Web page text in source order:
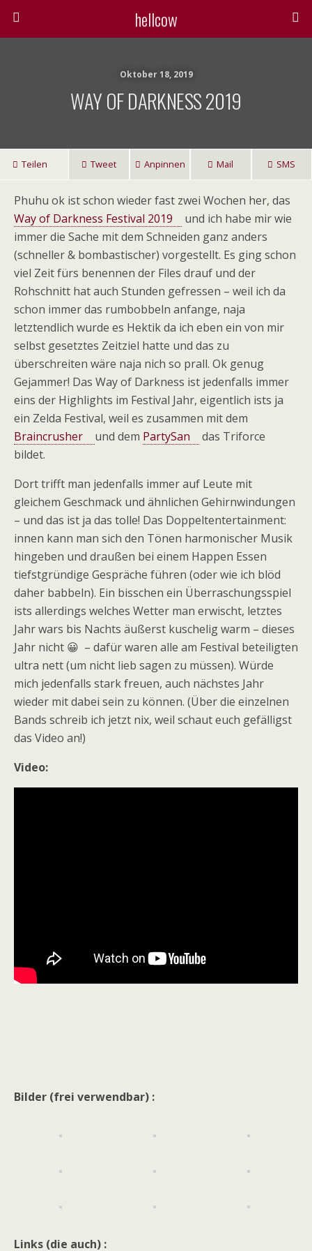
hellcow
Oktober 18, 2019
WAY OF DARKNESS 2019
Teilen Tweet Anpinnen Mail SMS
Phuhu ok ist schon wieder fast zwei Wochen her, das
Way of Darkness Festival 2019
und ich habe mir wie
immer die Sache mit dem Schneiden ganz anders
(schneller & bombastischer) vorgestellt. Es ging schon
viel Zeit fürs benennen der Files drauf und der
Rohschnitt hat auch Stunden gefressen – weil ich da
schon immer das rumbobbeln anfange, naja
letztendlich wurde es Hektik da ich eben ein von mir
selbst gesetztes Zeitziel hatte und das zu
überschreiten wäre naja nich so prall. Ok genug
Gejammer! Das Way of Darkness ist jedenfalls immer
eins der Highlights im Festival Jahr, eigentlich ists ja
ein Zelda Festival, weil es zusammen mit dem
Braincrusher
und dem PartySan
das Triforce
bildet.
Dort trifft man jedenfalls immer auf Leute mit
gleichem Geschmack und ähnlichen Gehirnwindungen
– und das ist ja das tolle! Das Doppeltentertainment:
innen kann man sich den Tönen harmonischer Musik
hingeben und draußen bei einem Happen Essen
tiefstgründige Gespräche führen (oder wie ich blöd
daher babbeln). Ein bisschen ein Überraschungsspiel
ists allerdings welches Wetter man erwischt, letztes
Jahr wars bis Nachts äußerst kuschelig warm – dieses
Jahr nicht 😀 – dafür waren alle am Festival beteiligten
ultra nett (um nicht lieb sagen zu müssen). Würde
mich jedenfalls stark freuen, auch nächstes Jahr
wieder mit dabei sein zu können. (Über die einzelnen
Bands schreib ich jetzt nix, weil schaut euch gefälligst
das Video an!)
Video:
Bilder (frei verwendbar) :
Links (die auch) :